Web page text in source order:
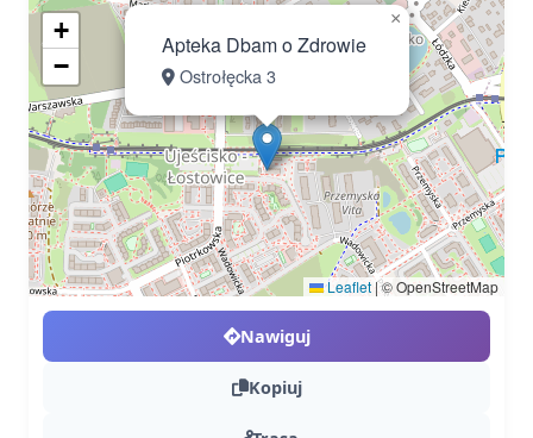
Apteka Dbam o Zdrowie
Ostrołęcka 3
×
+
−
Leaflet|© OpenStreetMap
Nawiguj
Kopiuj